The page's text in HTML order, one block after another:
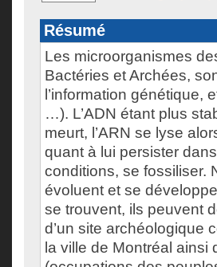
Résumé
Les microorganismes
Bactéries et Archées,
l’information génétique,
…). L’ADN étant plus
meurt, l’ARN se lyse
quant à lui persister
conditions, se fossiliser.
évoluent et se
se trouvent, ils peuvent
d’un site archéologique
la ville de Montréal ainsi